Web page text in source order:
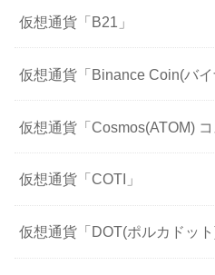
仮想通貨「B21」
仮想通貨「Binance Coin(バイ
仮想通貨「Cosmos(ATOM) コ
仮想通貨「COTI」
仮想通貨「DOT(ポルカドット)